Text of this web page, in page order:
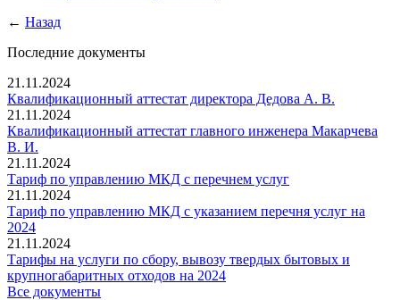
← Назад
Последние документы
21.11.2024
Квалификационный аттестат директора Дедова А. В.
21.11.2024
Квалификационный аттестат главного инженера Макарчева
В. И.
21.11.2024
Тариф по управлению МКД с перечнем услуг
21.11.2024
Тариф по управлению МКД с указанием перечня услуг на
2024
21.11.2024
Тарифы на услуги по сбору, вывозу твердых бытовых и
крупногабаритных отходов на 2024
Все документы